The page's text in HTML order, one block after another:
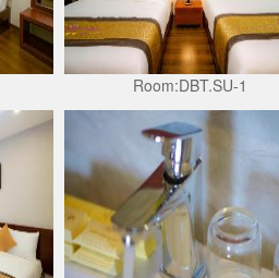
Room:DBT.SU-1